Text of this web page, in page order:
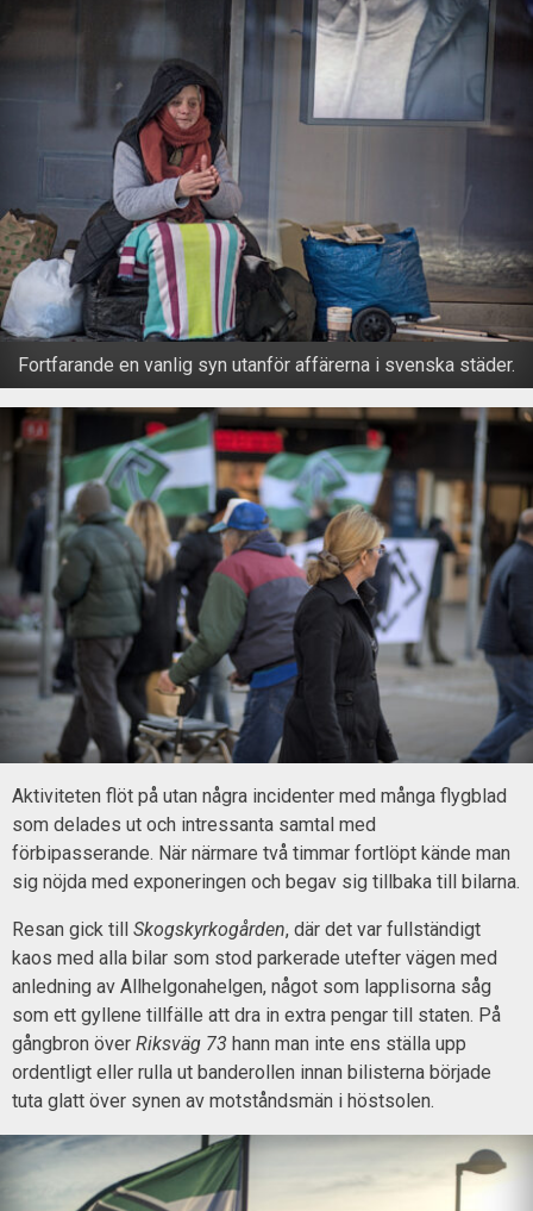
Fortfarande en vanlig syn utanför affärerna i svenska städer.
Aktiviteten flöt på utan några incidenter med många flygblad
som delades ut och intressanta samtal med
förbipasserande. När närmare två timmar fortlöpt kände man
sig nöjda med exponeringen och begav sig tillbaka till bilarna.
Resan gick till Skogskyrkogården, där det var fullständigt
kaos med alla bilar som stod parkerade utefter vägen med
anledning av Allhelgonahelgen, något som lapplisorna såg
som ett gyllene tillfälle att dra in extra pengar till staten. På
gångbron över Riksväg 73 hann man inte ens ställa upp
ordentligt eller rulla ut banderollen innan bilisterna började
tuta glatt över synen av motståndsmän i höstsolen.